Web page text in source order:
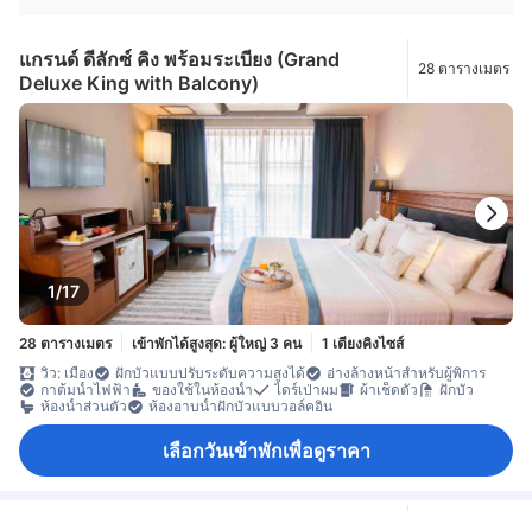
แกรนด์ ดีลักซ์ คิง พร้อมระเบียง (Grand
Deluxe King with Balcony)
28 ตารางเมตร
1/17
28 ตารางเมตร เข้าพักได้สูงสุด: ผู้ใหญ่ 3 คน
1 เตียงคิงไซส์
วิว: เมือง
ฝักบัวแบบปรับระดับความสูงได้
อ่างล้างหน้าสำหรับผู้พิการ
กาต้มน้ำไฟฟ้า
ของใช้ในห้องน้ำ ไดร์เป่าผม ผ้าเช็ดตัว
ฝักบัว
ห้องน้ำส่วนตัว
ห้องอาบน้ำฝักบัวแบบวอล์คอิน
เลือกวันเข้าพักเพื่อดูราคา